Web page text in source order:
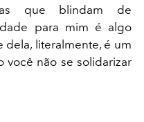
que blindam de
para mim é algo
dela, literalmente, é um
você não se solidarizar